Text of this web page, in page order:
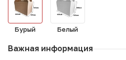
Бурый Белый
Важная информация